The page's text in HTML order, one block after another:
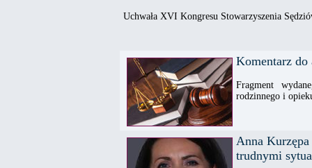
Uchwała XVI Kongresu Stowarzyszenia
Komentarz
Fragment
rodzinnego i
Anna
trudnymi